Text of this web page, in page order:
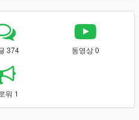
374 동영상 0
워 1